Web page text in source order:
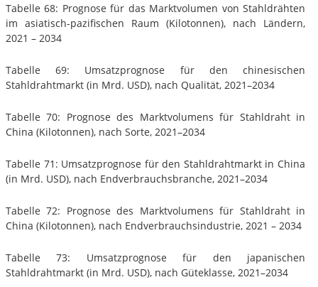
Tabelle 68: Prognose für das Marktvolumen von Stahldrähten
im asiatisch-pazifischen Raum (Kilotonnen), nach Ländern,
2021 – 2034
Tabelle 69: Umsatzprognose für den chinesischen
Stahldrahtmarkt (in Mrd. USD), nach Qualität, 2021–2034
Tabelle 70: Prognose des Marktvolumens für Stahldraht in
China (Kilotonnen), nach Sorte, 2021–2034
Tabelle 71: Umsatzprognose für den Stahldrahtmarkt in China
(in Mrd. USD), nach Endverbrauchsbranche, 2021–2034
Tabelle 72: Prognose des Marktvolumens für Stahldraht in
China (Kilotonnen), nach Endverbrauchsindustrie, 2021 – 2034
Tabelle 73: Umsatzprognose für den japanischen
Stahldrahtmarkt (in Mrd. USD), nach Güteklasse, 2021–2034